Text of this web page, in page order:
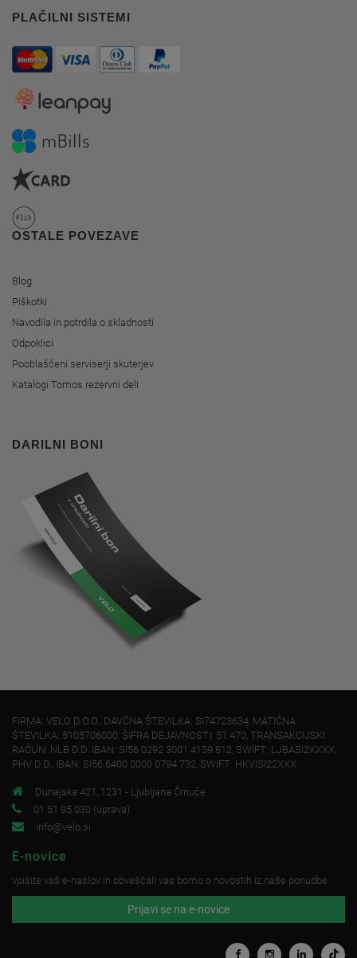
PLAČILNI SISTEMI
OSTALE POVEZAVE
Blog
Piškotki
Navodila in potrdila o skladnosti
Odpoklici
Pooblaščeni serviserji skuterjev
Katalogi Tomos rezervni deli
DARILNI BONI
FIRMA: VELO D.O.O., DAVČNA ŠTEVILKA: SI74723634, MATIČNA
ŠTEVILKA: 5105706000, ŠIFRA DEJAVNOSTI: 51.470, TRANSAKCIJSKI
RAČUN: NLB D.D. IBAN: SI56 0292 3001 4159 812, SWIFT: LJBASI2XXXX,
PHV D.D., IBAN: SI56 6400 0000 0794 732, SWIFT: HKVISI22XXX
Dunajska 421, 1231 - Ljubljana Črnuče
01 51 95 030 (uprava)
info@velo.si
E-novice
vpišite vaš e-naslov in obveščali vas bomo o novostih iz naše ponudbe
Prijavi se na e-novice